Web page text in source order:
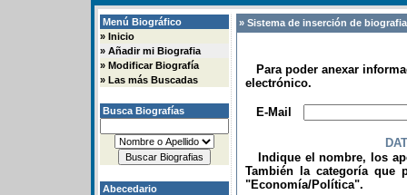
Menú Biográfico
» Inicio
» Añadir mi Biografia
» Modificar Biografía
» Las más Buscadas
Busca Biografías
Abecedario
» Sistema de inserción de
Para poder anexar
electrónico.
E-Mail
Indique el nombre, los
También la categoría que
"Economía/Política".